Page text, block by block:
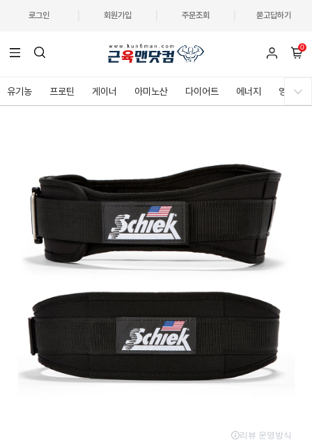
로그인 회원가입 주문조회 묻고답하기
0
유기농 프로틴 게이너 아미노산 다이어트 에너지 영양제